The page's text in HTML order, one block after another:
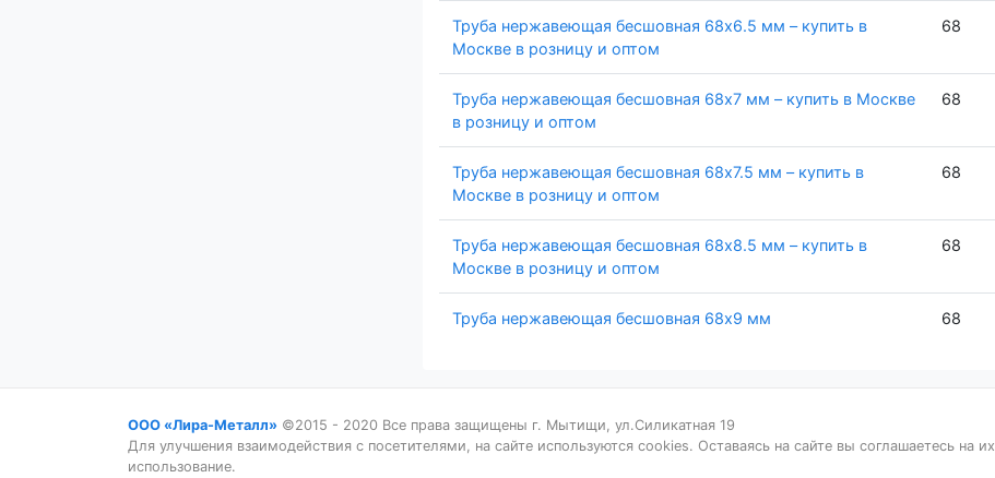
Труба нержавеющая бесшовная 68х6.5 мм – купить в
Москве в розницу и оптом
68
Труба нержавеющая бесшовная 68х7 мм – купить в Москве
в розницу и оптом
68
Труба нержавеющая бесшовная 68х7.5 мм – купить в
Москве в розницу и оптом
68
Труба нержавеющая бесшовная 68х8.5 мм – купить в
Москве в розницу и оптом
68
Труба нержавеющая бесшовная 68х9 мм 68
ООО «Лира-Металл» ©2015 - 2020 Все права защищены г. Мытищи, ул.Силикатная 19
Для улучшения взаимодействия с посетителями, на сайте используются cookies. Оставаясь на сайте вы соглашаетесь на их
использование.